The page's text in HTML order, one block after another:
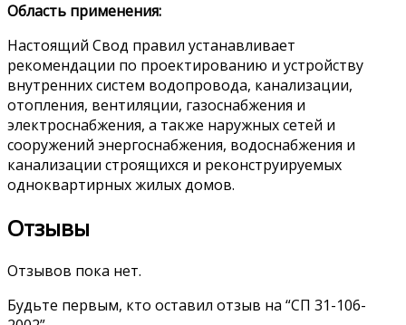
Область применения:
Настоящий Свод правил устанавливает
рекомендации по проектированию и устройству
внутренних систем водопровода, канализации,
отопления, вентиляции, газоснабжения и
электроснабжения, а также наружных сетей и
сооружений энергоснабжения, водоснабжения и
канализации строящихся и реконструируемых
одноквартирных жилых домов.
Отзывы
Отзывов пока нет.
Будьте первым, кто оставил отзыв на “СП 31-106-